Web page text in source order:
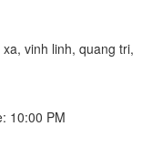
vinh linh, quang tri,
10:00 PM